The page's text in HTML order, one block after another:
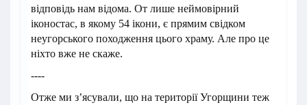
відповідь нам відома. От лише неймовірний
іконостас, в якому 54 ікони, є прямим свідком
неугорського походження цього храму. Але про це
ніхто вже не скаже.
----
Отже ми з’ясували, що на території Угорщини теж